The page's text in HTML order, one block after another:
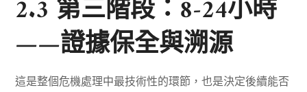
2.3 第三階段：8-24小時
——證據保全與溯源
這是整個危機處理中最技術性的環節，也是決定後續能否